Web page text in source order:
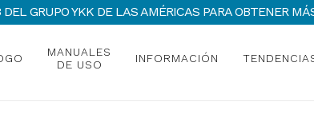
MANUALES
DE USO
INFORMACIÓN
GRUPO YKK DE LAS AMÉRICAS PARA OBTENER